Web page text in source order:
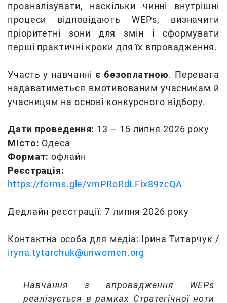
проаналізувати, наскільки чинні внутрішні
процеси відповідають WEPs, визначити
пріоритетні зони для змін і сформувати
перші практичні кроки для їх впровадження.
Участь у навчанні є безоплатною. Перевага
надаватиметься вмотивованим учасникам й
учасницям на основі конкурсного відбору.
Дати проведення: 13 – 15 липня 2026 року
Місто: Одеса
Формат: офлайн
Реєстрація:
https://forms.gle/vmPRoRdLFix89zcQA
Дедлайн реєстрації: 7 липня 2026 року
Контактна особа для медіа: Ірина Титарчук /
iryna.tytarchuk@unwomen.org
Навчання з впровадження WEPs
реалізується в рамках Стратегічної ноти